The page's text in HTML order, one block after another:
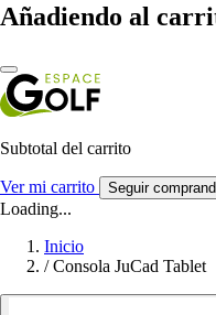
Añadiendo al
Subtotal del carrito
Ver mi carrito Seguir
Loading...
Inicio
/ Consola JuCad Tablet